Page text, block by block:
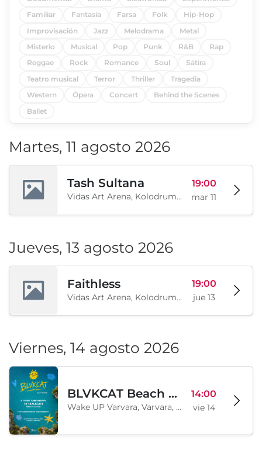
Familiar
Fantasía Farsa Folk
Hip-Hop
Improvisación
Jazz Melodrama
Metal
Misterio
Musical Pop Punk R&B
Rap
Reggae
Rock Romance Soul
Sátira
Teatro musical
Terror Thriller
Tragedia
Western
Ópera Concert
Behind the Scenes
Ballet
Martes, 11 agosto 2026
Tash Sultana
Vidas Art Arena, Kolodrum, Borisova gradina, Sofía, BG
19:00
mar 11
Jueves, 13 agosto 2026
Faithless
Vidas Art Arena, Kolodrum, Borisova gradina, Sofía, BG
19:00
jue 13
Viernes, 14 agosto 2026
BLVKCAT Beach Festival 2026, Wake up Varvara
Wake UP Varvara, Varvara, BG
14:00
vie 14